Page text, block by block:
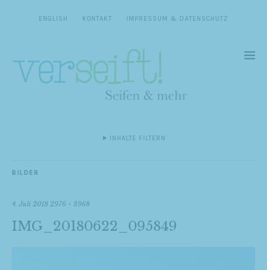
ENGLISH KONTAKT IMPRESSUM & DATENSCHUTZ
INHALTE FILTERN
BILDER
4. Juli 2018 2976 × 3968
IMG_20180622_095849